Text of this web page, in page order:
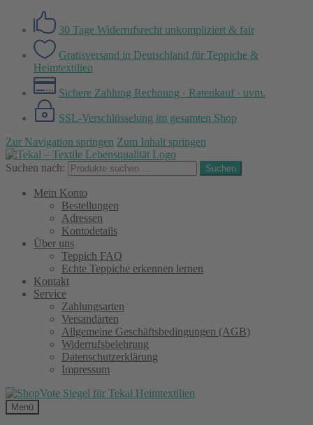
30 Tage Widerrufsrecht unkompliziert & fair
Gratisversand in Deutschland für Teppiche &
Heimtextilien
Sichere Zahlung Rechnung · Ratenkauf · uvm.
SSL-Verschlüsselung im gesamten Shop
Zur Navigation springen Zum Inhalt springen
Suchen nach: Suchen
Mein Konto
Bestellungen
Adressen
Kontodetails
Über uns
Teppich FAQ
Echte Teppiche erkennen lernen
Kontakt
Service
Zahlungsarten
Versandarten
Allgemeine Geschäftsbedingungen (AGB)
Widerrufsbelehrung
Datenschutzerklärung
Impressum
Menü